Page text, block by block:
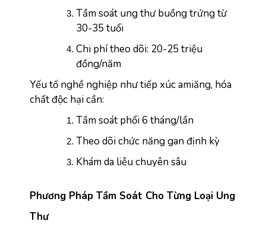
Tầm soát ung thư buồng trứng từ
30-35 tuổi
Chi phí theo dõi: 20-25 triệu
đồng/năm
Yếu tố nghề nghiệp như tiếp xúc amiăng, hóa
chất độc hại cần:
Tầm soát phổi 6 tháng/lần
Theo dõi chức năng gan định kỳ
Khám da liễu chuyên sâu
Phương Pháp Tầm Soát Cho Từng Loại Ung
Thư